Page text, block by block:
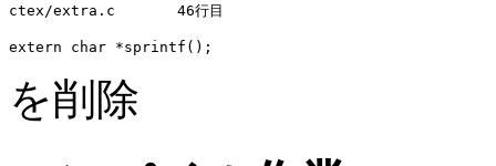
extern char *sprintf();
を削除